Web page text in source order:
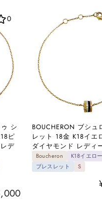
シ
ピ
デ
0
BOUCHERON ブシュ
レット 18金 K18イエ
ダイヤモンド レディ
Boucheron
K18イエロ
ブレスレット
S